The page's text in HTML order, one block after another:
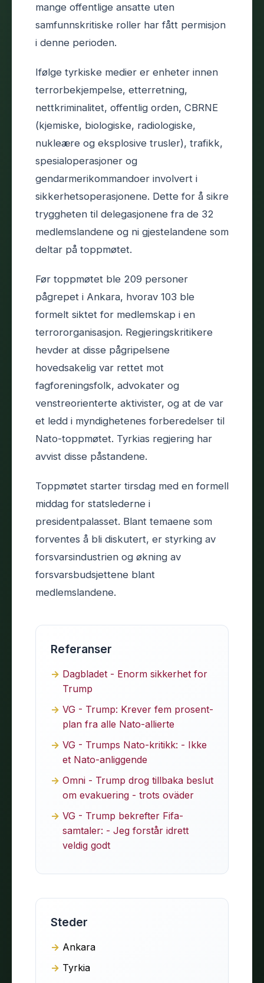
mange offentlige ansatte uten
samfunnskritiske roller har fått permisjon
i denne perioden.
Ifølge tyrkiske medier er enheter innen
terrorbekjempelse, etterretning,
nettkriminalitet, offentlig orden, CBRNE
(kjemiske, biologiske, radiologiske,
nukleære og eksplosive trusler), trafikk,
spesialoperasjoner og
gendarmerikommandoer involvert i
sikkerhetsoperasjonene. Dette for å sikre
tryggheten til delegasjonene fra de 32
medlemslandene og ni gjestelandene som
deltar på toppmøtet.
Før toppmøtet ble 209 personer
pågrepet i Ankara, hvorav 103 ble
formelt siktet for medlemskap i en
terrororganisasjon. Regjeringskritikere
hevder at disse pågripelsene
hovedsakelig var rettet mot
fagforeningsfolk, advokater og
venstreorienterte aktivister, og at de var
et ledd i myndighetenes forberedelser til
Nato-toppmøtet. Tyrkias regjering har
avvist disse påstandene.
Toppmøtet starter tirsdag med en formell
middag for statslederne i
presidentpalasset. Blant temaene som
forventes å bli diskutert, er styrking av
forsvarsindustrien og økning av
forsvarsbudsjettene blant
medlemslandene.
Referanser
Dagbladet - Enorm sikkerhet for
Trump
VG - Trump: Krever fem prosent-
plan fra alle Nato-allierte
VG - Trumps Nato-kritikk: - Ikke
et Nato-anliggende
Omni - Trump drog tillbaka beslut
om evakuering - trots oväder
VG - Trump bekrefter Fifa-
samtaler: - Jeg forstår idrett
veldig godt
Steder
Ankara
Tyrkia